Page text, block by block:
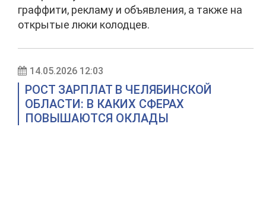
граффити, рекламу и объявления, а также на
открытые люки колодцев.
14.05.2026 12:03
РОСТ ЗАРПЛАТ В ЧЕЛЯБИНСКОЙ
ОБЛАСТИ: В КАКИХ СФЕРАХ
ПОВЫШАЮТСЯ ОКЛАДЫ